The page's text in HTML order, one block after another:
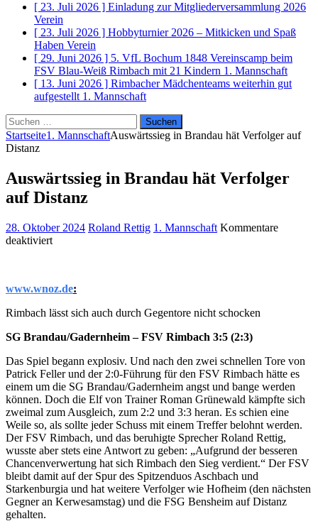
[ 23. Juli 2026 ] Einladung zur Mitgliederversammlung 2026
Verein
[ 23. Juli 2026 ] Hobbyturnier 2026 – Mitkicken und Spaß
Haben Verein
[ 29. Juni 2026 ] 5. VfL Bochum 1848 Vereinscamp beim
FSV Blau-Weiß Rimbach mit 21 Kindern 1. Mannschaft
[ 13. Juni 2026 ] Rimbacher Mädchenteams weiterhin gut
aufgestellt 1. Mannschaft
Suchen
nach:
Startseite1. MannschaftAuswärtssieg in Brandau hät Verfolger auf
Distanz
Auswärtssieg in Brandau hät Verfolger
auf Distanz
28. Oktober 2024 Roland Rettig 1. Mannschaft Kommentare
deaktiviertfür
hät
auf
www.wnoz.de:
Rimbach lässt sich auch durch Gegentore nicht schocken
SG Brandau/Gadernheim – FSV Rimbach 3:5 (2:3)
Das Spiel begann explosiv. Und nach den zwei schnellen Tore von
Patrick Feller und der 2:0-Führung für den FSV Rimbach hätte es
einem um die SG Brandau/Gadernheim angst und bange werden
können. Doch die Elf von Trainer Roman Grünewald kämpfte sich
zweimal zum Ausgleich, zum 2:2 und 3:3 heran. Es schien eine
Weile so, als sollte jeder Schuss mit einem Treffer belohnt werden.
Der FSV Rimbach, und das beruhigte Sprecher Roland Rettig,
wusste aber stets eine Antwort zu geben: „Aufgrund der besseren
Chancenverwertung hat sich Rimbach den Sieg verdient.“ Der FSV
bleibt damit auf der Spur des Spitzenduos Aschbach und
Starkenburgia und hat weitere Verfolger wie Hofheim (den nächsten
Gegner an Kerwesamstag) und die FSG Bensheim auf Distanz
gehalten.